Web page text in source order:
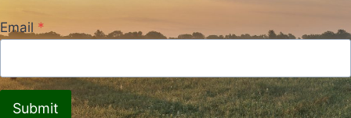
Email *
Submit